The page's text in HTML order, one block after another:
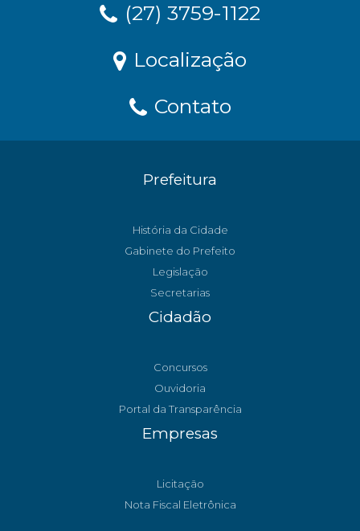
(27) 3759-1122
Localização
Contato
Prefeitura
História da Cidade
Gabinete do Prefeito
Legislação
Secretarias
Cidadão
Concursos
Ouvidoria
Portal da Transparência
Empresas
Licitação
Nota Fiscal Eletrônica